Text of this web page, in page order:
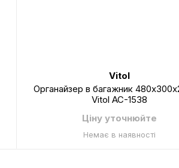
Vitol
Органайзер в багажник
Vitol AC-1538
Ціну уточнюйте
Немає в наявності